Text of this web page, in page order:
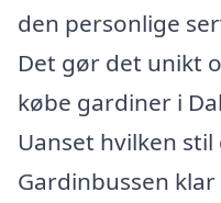
den personlige
Det gør det unikt
købe gardiner i
Uanset hvilken
Gardinbussen